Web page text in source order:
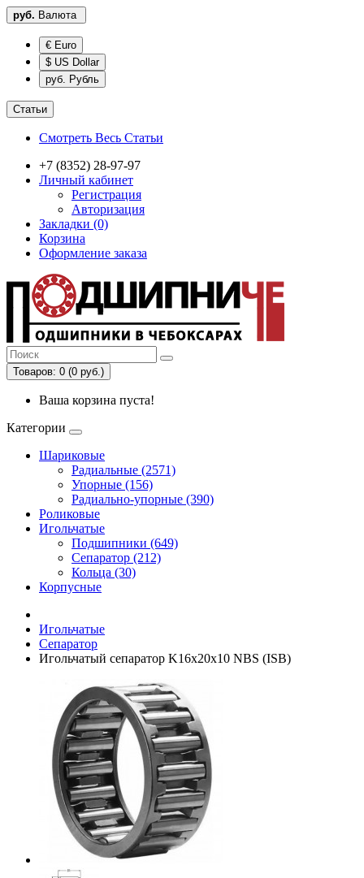
руб. Валюта
€ Euro
$ US Dollar
руб. Рубль
Статьи
Смотреть Весь Статьи
+7 (8352) 28-97-97
Личный кабинет
Регистрация
Авторизация
Закладки (0)
Корзина
Оформление заказа
Товаров: 0 (0 руб.)
Ваша корзина пуста!
Категории
Шариковые
Радиальные (2571)
Упорные (156)
Радиально-упорные (390)
Роликовые
Игольчатые
Подшипники (649)
Сепаратор (212)
Кольца (30)
Корпусные
Игольчатые
Сепаратор
Игольчатый сепаратор K16x20x10 NBS (ISB)